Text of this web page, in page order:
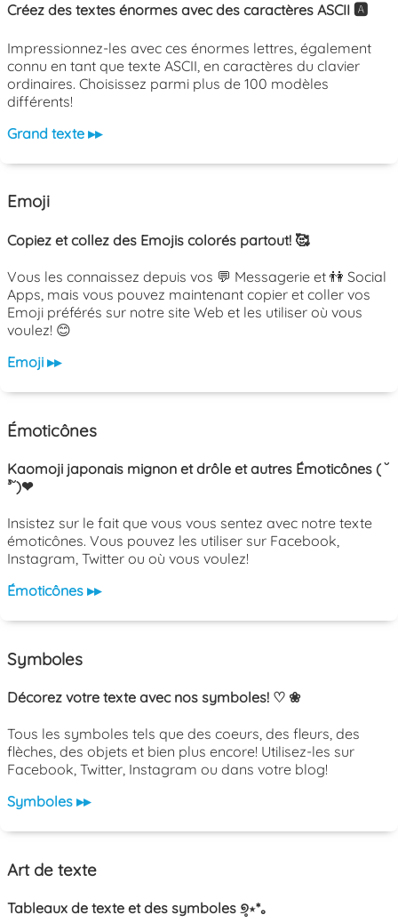
Créez des textes énormes avec des caractères ASCII 🅰️
Impressionnez-les avec ces énormes lettres, également
connu en tant que texte ASCII, en caractères du clavier
ordinaires. Choisissez parmi plus de 100 modèles
différents!
Grand texte ▸▸
Emoji
Copiez et collez des Emojis colorés partout! 🥰
Vous les connaissez depuis vos 💬 Messagerie et 👫 Social
Apps, mais vous pouvez maintenant copier et coller vos
Emoji préférés sur notre site Web et les utiliser où vous
voulez! 😊
Emoji ▸▸
Émoticônes
Kaomoji japonais mignon et drôle et autres Émoticônes ( ˘
³˘)❤
Insistez sur le fait que vous vous sentez avec notre texte
émoticônes. Vous pouvez les utiliser sur Facebook,
Instagram, Twitter ou où vous voulez!
Émoticônes ▸▸
Symboles
Décorez votre texte avec nos symboles! ♡ ❀
Tous les symboles tels que des coeurs, des fleurs, des
flèches, des objets et bien plus encore! Utilisez-les sur
Facebook, Twitter, Instagram ou dans votre blog!
Symboles ▸▸
Art de texte
Tableaux de texte et des symboles ୭̥⋆*｡